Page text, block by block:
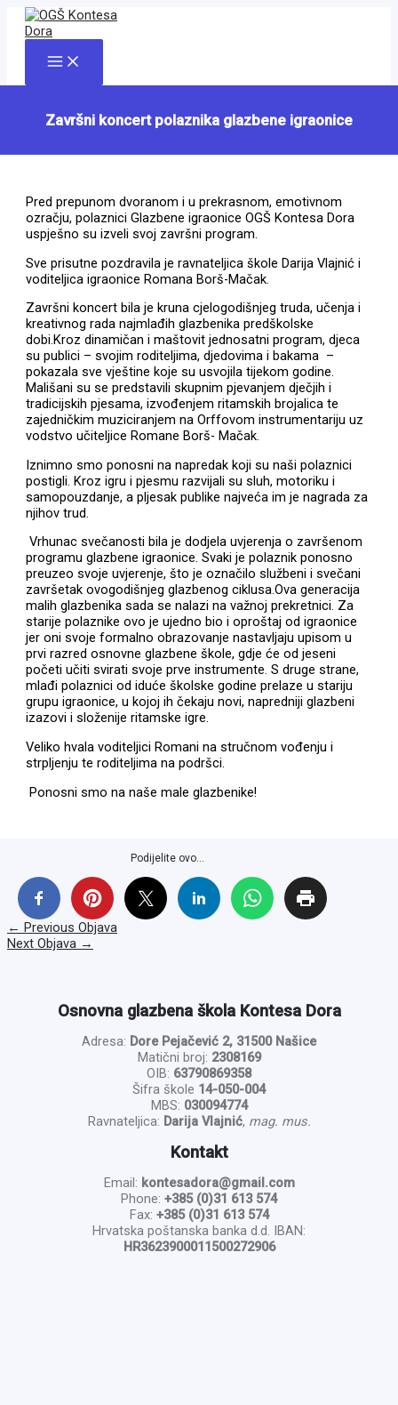
Skip
content
Main
Menu
Završni koncert polaznika glazbene igraonice
Pred prepunom dvoranom i u prekrasnom, emotivnom
ozračju, polaznici Glazbene igraonice OGŠ Kontesa Dora
uspješno su izveli svoj završni program.
Sve prisutne pozdravila je ravnateljica škole Darija Vlajnić i
voditeljica igraonice Romana Borš-Mačak.
Završni koncert bila je kruna cjelogodišnjeg truda, učenja i
kreativnog rada najmlađih glazbenika predškolske
dobi.Kroz dinamičan i maštovit jednosatni program, djeca
su publici – svojim roditeljima, djedovima i bakama –
pokazala sve vještine koje su usvojila tijekom godine.
Mališani su se predstavili skupnim pjevanjem dječjih i
tradicijskih pjesama, izvođenjem ritamskih brojalica te
zajedničkim muziciranjem na Orffovom instrumentariju uz
vodstvo učiteljice Romane Borš- Mačak.
Iznimno smo ponosni na napredak koji su naši polaznici
postigli. Kroz igru i pjesmu razvijali su sluh, motoriku i
samopouzdanje, a pljesak publike najveća im je nagrada za
njihov trud.
Vrhunac svečanosti bila je dodjela uvjerenja o završenom
programu glazbene igraonice. Svaki je polaznik ponosno
preuzeo svoje uvjerenje, što je označilo službeni i svečani
završetak ovogodišnjeg glazbenog ciklusa.Ova generacija
malih glazbenika sada se nalazi na važnoj prekretnici. Za
starije polaznike ovo je ujedno bio i oproštaj od igraonice
jer oni svoje formalno obrazovanje nastavljaju upisom u
prvi razred osnovne glazbene škole, gdje će od jeseni
početi učiti svirati svoje prve instrumente. S druge strane,
mlađi polaznici od iduće školske godine prelaze u stariju
grupu igraonice, u kojoj ih čekaju novi, napredniji glazbeni
izazovi i složenije ritamske igre.
Veliko hvala voditeljici Romani na stručnom vođenju i
strpljenju te roditeljima na podršci.
Ponosni smo na naše male glazbenike!
Podijelite ovo...
← Previous Objava
Next Objava →
Osnovna glazbena škola Kontesa Dora
Adresa: Dore Pejačević 2, 31500 Našice
Matični broj: 2308169
OIB: 63790869358
Šifra škole 14-050-004
MBS: 030094774
Ravnateljica: Darija Vlajnić, mag. mus.
Kontakt
Email: kontesadora@gmail.com
Phone: +385 (0)31 613 574
Fax: +385 (0)31 613 574
Hrvatska poštanska banka d.d. IBAN:
HR3623900011500272906